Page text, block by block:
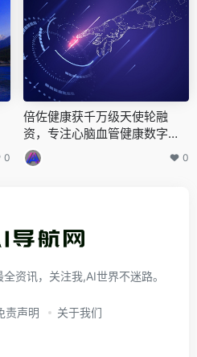
0
倍佐健康获千万级天使轮融
资，专注心脑血管健康数字化
服务
0
资讯，关注我,AI世界不迷路。
责声明 关于我们